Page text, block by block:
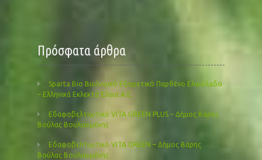
Πρόσφατα άρθρα
Sparta Bio Βιολογικό Εξαιρετικό Παρθένο Ελαιόλαδο
– Ελληνικά Εκλεκτά Έλαια Α.Ε.
Εδαφοβελτιωτικό VITA GREEN PLUS – Δήμος Βάρης
Βούλας Βουλιαγμένης
Εδαφοβελτιωτικό VITA GREEN – Δήμος Βάρης
Βούλας Βουλιαγμένης